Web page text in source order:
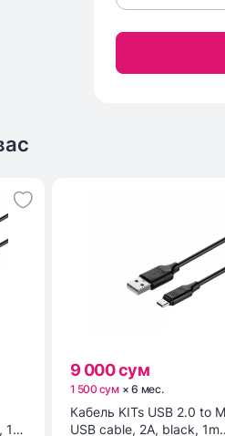
1m
9 000 сум
1 500 сум ×6 мес.
Кабель KITs USB 2.0 to
USB cable, 2A, black, 1m